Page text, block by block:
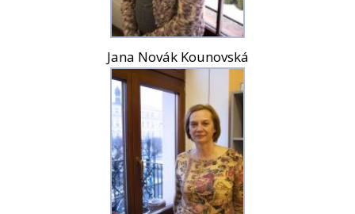
Jana Novák Kounovská